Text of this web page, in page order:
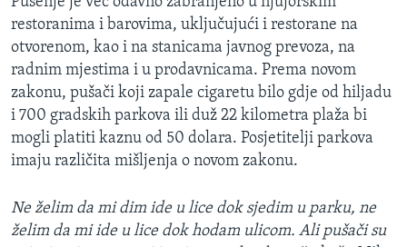
restoranima i barovima, uključujući i restorane na
otvorenom, kao i na stanicama javnog prevoza, na
radnim mjestima i u prodavnicama. Prema novom
zakonu, pušači koji zapale cigaretu bilo gdje od hiljadu
i 700 gradskih parkova ili duž 22 kilometra plaža bi
mogli platiti kaznu od 50 dolara. Posjetitelji parkova
imaju različita mišljenja o novom zakonu.
Ne želim da mi dim ide u lice dok sjedim u parku, ne
želim da mi ide u lice dok hodam ulicom. Ali pušači su